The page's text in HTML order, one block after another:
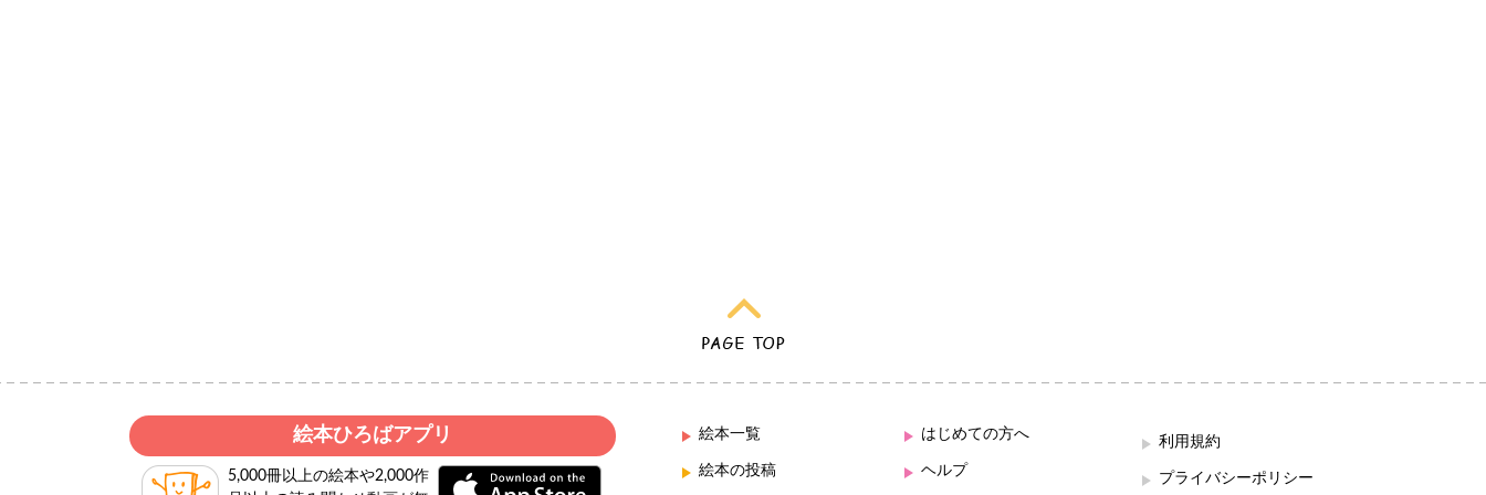
絵本ひろばアプリ
5,000冊以上の絵本や2,000作
絵本一覧
絵本の投稿
はじめての方へ
ヘルプ
利用規約
プライバシーポリシー